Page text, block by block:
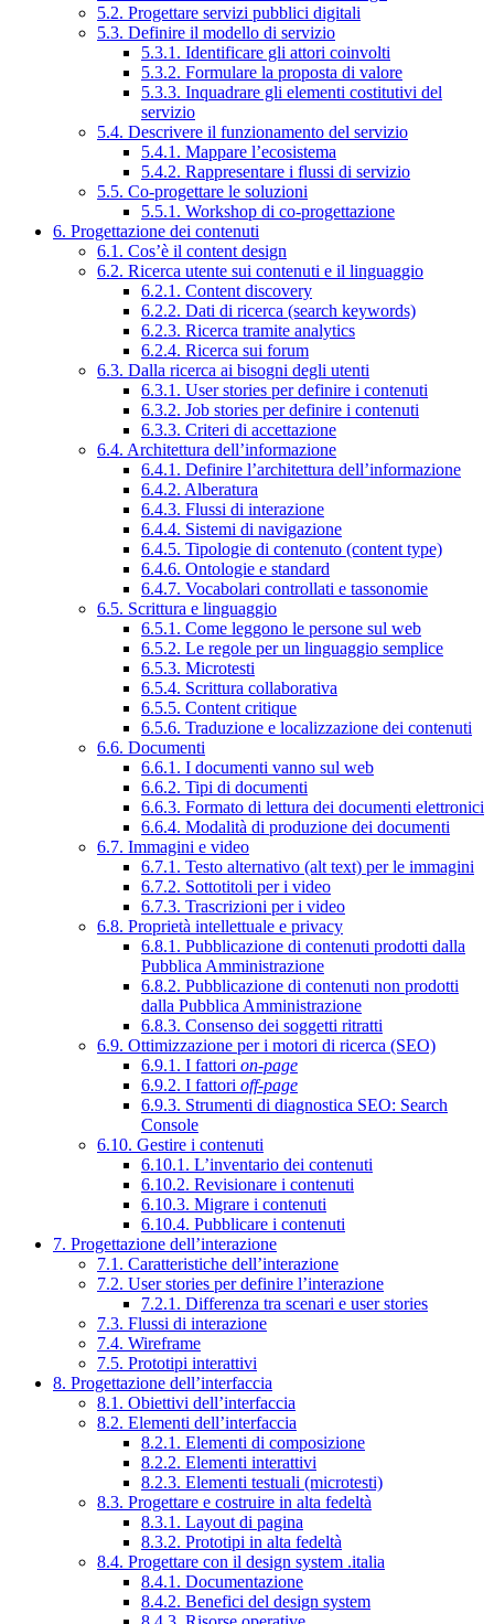
5.2. Progettare servizi pubblici digitali
5.3. Definire il modello di servizio
5.3.1. Identificare gli attori coinvolti
5.3.2. Formulare la proposta di valore
5.3.3. Inquadrare gli elementi costitutivi del
servizio
5.4. Descrivere il funzionamento del servizio
5.4.1. Mappare l’ecosistema
5.4.2. Rappresentare i flussi di servizio
5.5. Co-progettare le soluzioni
5.5.1. Workshop di co-progettazione
6. Progettazione dei contenuti
6.1. Cos’è il content design
6.2. Ricerca utente sui contenuti e il linguaggio
6.2.1. Content discovery
6.2.2. Dati di ricerca (search keywords)
6.2.3. Ricerca tramite analytics
6.2.4. Ricerca sui forum
6.3. Dalla ricerca ai bisogni degli utenti
6.3.1. User stories per definire i contenuti
6.3.2. Job stories per definire i contenuti
6.3.3. Criteri di accettazione
6.4. Architettura dell’informazione
6.4.1. Definire l’architettura dell’informazione
6.4.2. Alberatura
6.4.3. Flussi di interazione
6.4.4. Sistemi di navigazione
6.4.5. Tipologie di contenuto (content type)
6.4.6. Ontologie e standard
6.4.7. Vocabolari controllati e tassonomie
6.5. Scrittura e linguaggio
6.5.1. Come leggono le persone sul web
6.5.2. Le regole per un linguaggio semplice
6.5.3. Microtesti
6.5.4. Scrittura collaborativa
6.5.5. Content critique
6.5.6. Traduzione e localizzazione dei contenuti
6.6. Documenti
6.6.1. I documenti vanno sul web
6.6.2. Tipi di documenti
6.6.3. Formato di lettura dei documenti elettronici
6.6.4. Modalità di produzione dei documenti
6.7. Immagini e video
6.7.1. Testo alternativo (alt text) per le immagini
6.7.2. Sottotitoli per i video
6.7.3. Trascrizioni per i video
6.8. Proprietà intellettuale e privacy
6.8.1. Pubblicazione di contenuti prodotti dalla
Pubblica Amministrazione
6.8.2. Pubblicazione di contenuti non prodotti
dalla Pubblica Amministrazione
6.8.3. Consenso dei soggetti ritratti
6.9. Ottimizzazione per i motori di ricerca (SEO)
6.9.1. I fattori on-page
6.9.2. I fattori off-page
6.9.3. Strumenti di diagnostica SEO: Search
Console
6.10. Gestire i contenuti
6.10.1. L’inventario dei contenuti
6.10.2. Revisionare i contenuti
6.10.3. Migrare i contenuti
6.10.4. Pubblicare i contenuti
7. Progettazione dell’interazione
7.1. Caratteristiche dell’interazione
7.2. User stories per definire l’interazione
7.2.1. Differenza tra scenari e user stories
7.3. Flussi di interazione
7.4. Wireframe
7.5. Prototipi interattivi
8. Progettazione dell’interfaccia
8.1. Obiettivi dell’interfaccia
8.2. Elementi dell’interfaccia
8.2.1. Elementi di composizione
8.2.2. Elementi interattivi
8.2.3. Elementi testuali (microtesti)
8.3. Progettare e costruire in alta fedeltà
8.3.1. Layout di pagina
8.3.2. Prototipi in alta fedeltà
8.4. Progettare con il design system .italia
8.4.1. Documentazione
8.4.2. Benefici del design system